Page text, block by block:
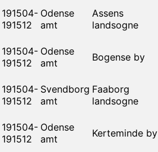
191504-
191512
Odense
amt
Assens
landsogne
191504-
191512
Odense
amt
Bogense by
191504-
191512
Svendborg
amt
Faaborg
landsogne
191504-
191512
Odense
amt
Kerteminde by